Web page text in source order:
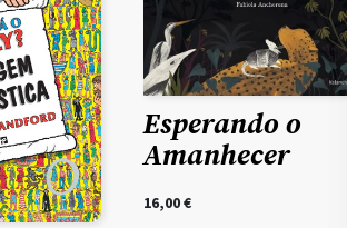
Esperando o
Amanhecer
16,00€